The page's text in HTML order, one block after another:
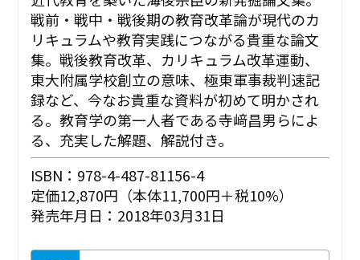
戦前・戦中・戦後期の教育改革論が現代のカ
リキュラムや教育実践につながる貴重な論文
集。戦後教育改革、カリキュラム改革運動、
東大附属学校創立の意味、極東軍事裁判速記
録など、今なお貴重な資料が初めて明かされ
る。教育学の第一人者である寺﨑昌男らによ
る、充実した解題、解説付き。
ISBN：978-4-487-81156-4
定価12,870円（本体11,700円＋税10%）
発売年月日：2018年03月31日